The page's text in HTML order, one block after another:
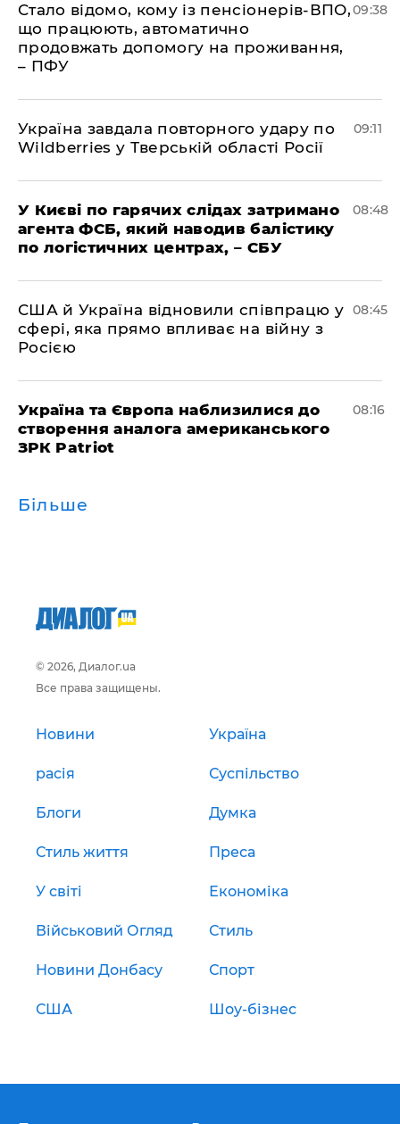
Стало відомо, кому із пенсіонерів-ВПО,
що працюють, автоматично
продовжать допомогу на проживання,
– ПФУ
09:38
Україна завдала повторного удару по
Wildberries у Тверській області Росії
09:11
У Києві по гарячих слідах затримано
агента ФСБ, який наводив балістику
по логістичних центрах, – СБУ
08:48
США й Україна відновили співпрацю у
сфері, яка прямо впливає на війну з
Росією
08:45
Україна та Європа наблизилися до
створення аналога американського
ЗРК Patriot
08:16
Більше
© 2026, Диалог.ua
Все права защищены.
Новини Україна
расія Суспільство
Блоги Думка
Стиль життя Преса
У світі Економіка
Військовий Огляд Стиль
Новини Донбасу Спорт
США Шоу-бізнес